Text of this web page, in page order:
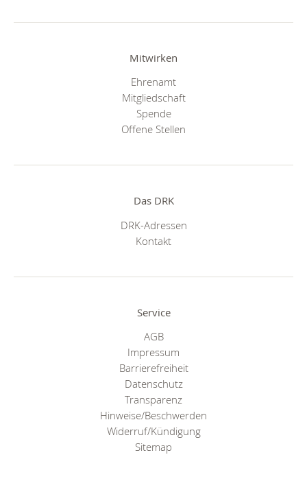
Mitwirken
Ehrenamt
Mitgliedschaft
Spende
Offene Stellen
Das DRK
DRK-Adressen
Kontakt
Service
AGB
Impressum
Barrierefreiheit
Datenschutz
Transparenz
Hinweise/Beschwerden
Widerruf/Kündigung
Sitemap